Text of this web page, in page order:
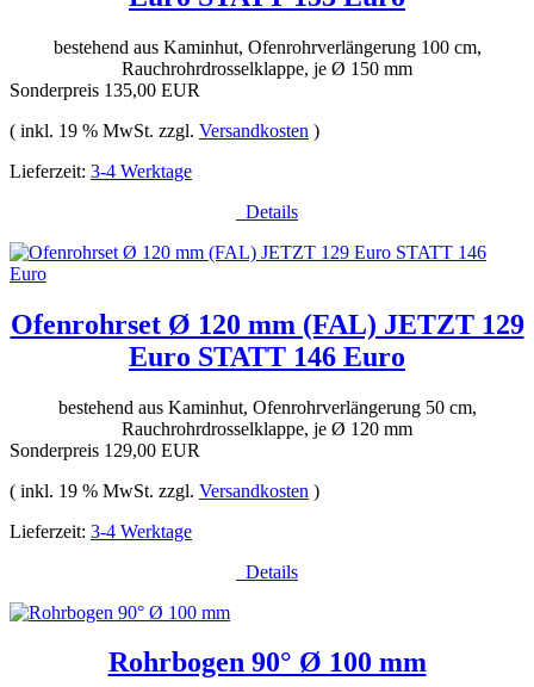
bestehend aus Kaminhut, Ofenrohrverlängerung 100 cm,
Rauchrohrdrosselklappe, je Ø 150 mm
Sonderpreis 135,00 EUR
( inkl. 19 % MwSt. zzgl. Versandkosten )
Lieferzeit: 3-4 Werktage
Details
Ofenrohrset Ø 120 mm (FAL) JETZT 129
Euro STATT 146 Euro
bestehend aus Kaminhut, Ofenrohrverlängerung 50 cm,
Rauchrohrdrosselklappe, je Ø 120 mm
Sonderpreis 129,00 EUR
( inkl. 19 % MwSt. zzgl. Versandkosten )
Lieferzeit: 3-4 Werktage
Details
Rohrbogen 90° Ø 100 mm